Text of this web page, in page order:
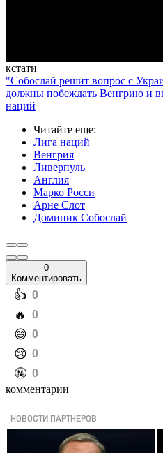
кстати
"Собослай решит вопрос с
должны побеждать Венгрию и
наций
Читайте еще:
Лига наций
Венгрия
Ливерпуль
Англия
Марко Росси
Арне Слот
Доминик Собослай
0
Комментировать
️👍 0
️🔥 0
️😄 0
️😢 0
️🤬 0
комментарии